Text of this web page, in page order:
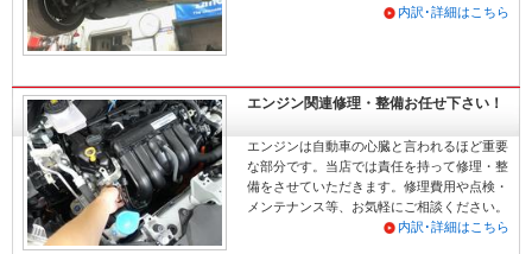
内訳･詳細はこちら
エンジン関連修理・整備お任せ下さい！
エンジンは自動車の心臓と言われるほど重要
な部分です。当店では責任を持って修理・整
備をさせていただきます。修理費用や点検・
メンテナンス等、お気軽にご相談ください。
内訳･詳細はこちら